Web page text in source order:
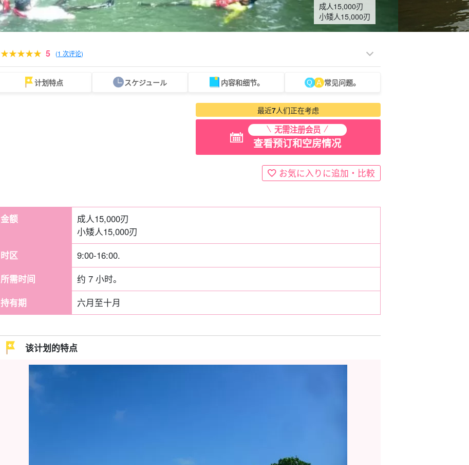
成人15,000刃
小矮人15,000刃
可当天预订
规划
超值折扣
设计图
保险费
选定计划
西表岛 "瀑布"。
租车
5 (1 次评论)
计划特点 スケジュール 内容和细节。 常见问题。
最近7人们正在考虑
无需注册会员
查看预订和空房情况
お気に入りに追加・比較
金额 成人15,000刃
小矮人15,000刃
时区
9:00-16:00.
所需时间
约 7 小时。
持有期
六月至十月
该计划的特点